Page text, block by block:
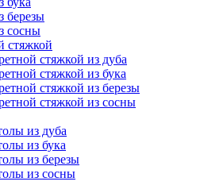
березы
сосны
стяжкой
стяжкой из дуба
стяжкой из бука
стяжкой из березы
стяжкой из сосны
из дуба
из бука
из березы
из сосны